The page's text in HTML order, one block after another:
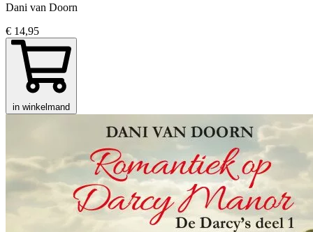
Dani van Doorn
€ 14,95
in winkelmand